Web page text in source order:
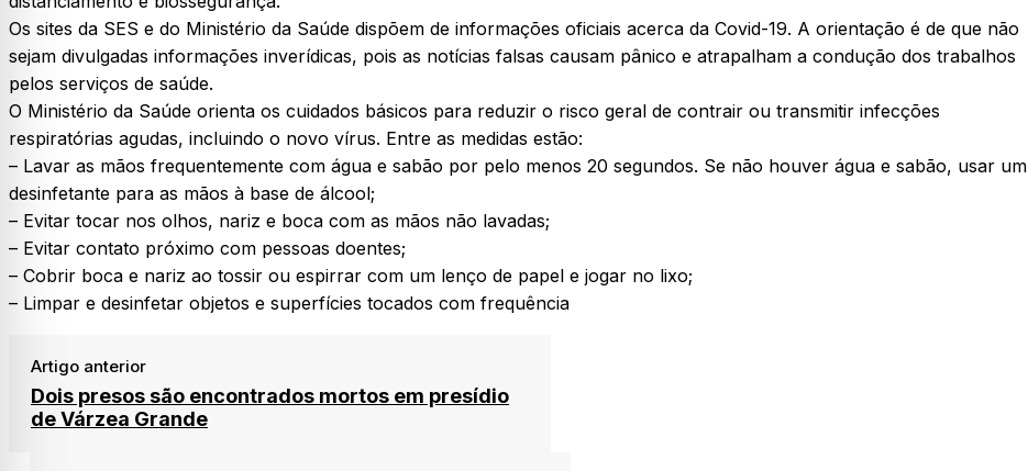
Os sites da SES e do Ministério da Saúde dispõem de informações oficiais acerca da Covid-19. A orientação é de que não
sejam divulgadas informações inverídicas, pois as notícias falsas causam pânico e atrapalham a condução dos trabalhos
pelos serviços de saúde.
O Ministério da Saúde orienta os cuidados básicos para reduzir o risco geral de contrair ou transmitir infecções
respiratórias agudas, incluindo o novo vírus. Entre as medidas estão:
– Lavar as mãos frequentemente com água e sabão por pelo menos 20 segundos. Se não houver água e sabão, usar um
desinfetante para as mãos à base de álcool;
– Evitar tocar nos olhos, nariz e boca com as mãos não lavadas;
– Evitar contato próximo com pessoas doentes;
– Cobrir boca e nariz ao tossir ou espirrar com um lenço de papel e jogar no lixo;
– Limpar e desinfetar objetos e superfícies tocados com frequência
Artigo anterior
Dois presos são encontrados mortos em presídio
de Várzea Grande